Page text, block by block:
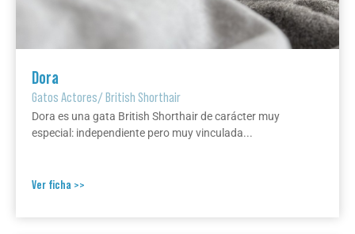
Dora
Gatos Actores/British Shorthair
Dora es una gata British Shorthair de carácter muy
especial: independiente pero muy vinculada...
Ver ficha >>